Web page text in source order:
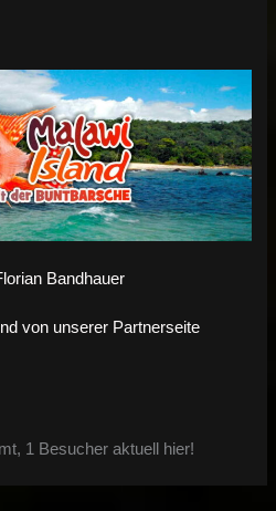
Bandhauer
von unserer Partnerseite
1 Besucher aktuell hier!